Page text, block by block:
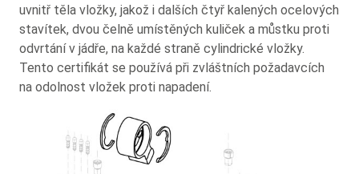
uvnitř těla vložky, jakož i dalších čtyř kalených ocelových
stavítek, dvou čelně umístěných kuliček a můstku proti
odvrtání v jádře, na každé straně cylindrické vložky.
Tento certifikát se používá při zvláštních požadavcích
na odolnost vložek proti napadení.